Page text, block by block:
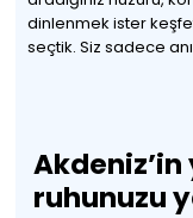
dinlenmek ister
seçtik. Siz sadece
ruhunuzu